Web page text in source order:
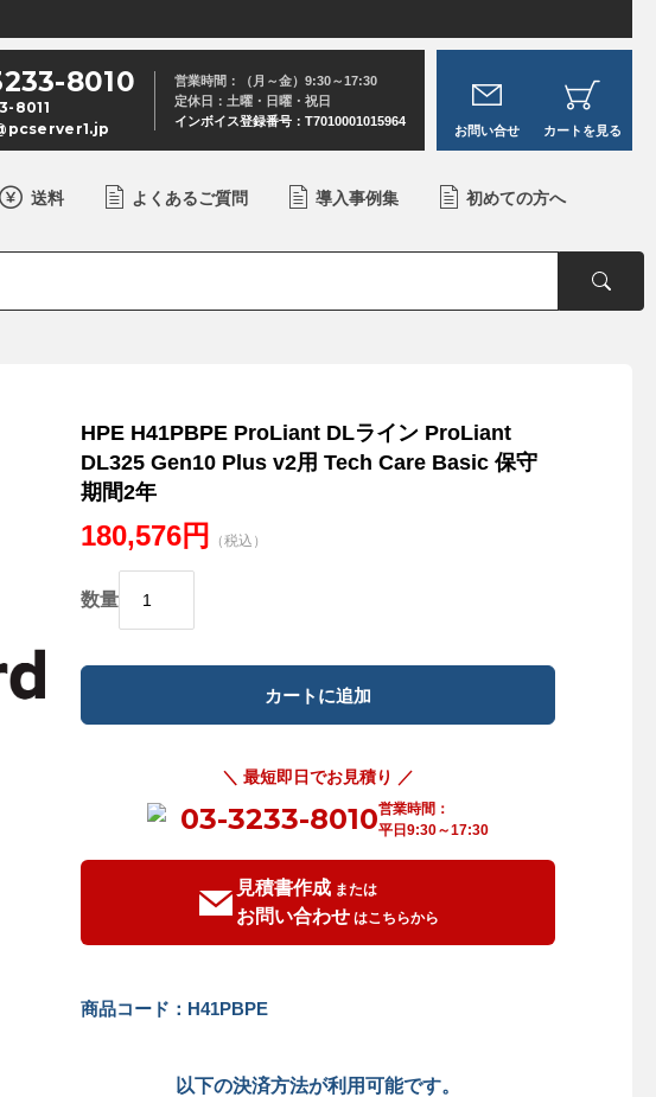
8010
8011
営業時間：（月～金）9:30～17:30
定休日：土曜・日曜・祝日
インボイス登録番号：T7010001015964
お問い合せ カートを見る
送料 よくあるご質問 導入事例集 初めての方へ
HPE H41PBPE ProLiant DLライン ProLiant
DL325 Gen10 Plus v2用 Tech Care Basic 保守
期間2年
180,576円 （税込）
数量
＼ 最短即日でお見積り ／
03-3233-8010営業時間：
平日9:30～17:30
見積書作成 または
お問い合わせ はこちらから
商品コード：H41PBPE
以下の決済方法が利用可能です。